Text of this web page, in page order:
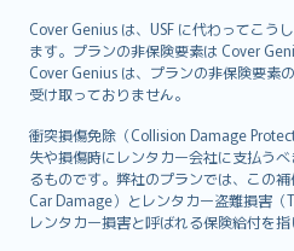
Cover Genius は、USF に代わってこう
ます。プランの非保険要素は Cover
Cover Genius は、プランの非保険要素
受け取っておりません。
衝突損傷免除（Collision Damage
失や損傷時にレンタカー会社に支払う
るものです。弊社のプランでは、この
Car Damage）とレンタカー盗難損害
レンタカー損害と呼ばれる保険給付を指